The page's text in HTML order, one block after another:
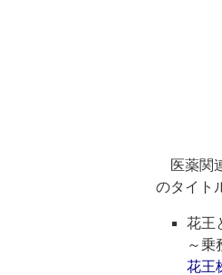
医薬関
のタイト
花王
～乗
花王